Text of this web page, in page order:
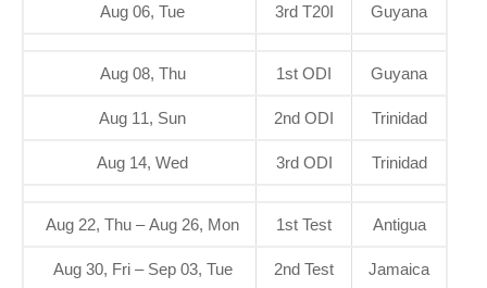
Aug 06, Tue 3rd T20I Guyana
Aug 08, Thu 1st ODI Guyana
Aug 11, Sun 2nd ODI Trinidad
Aug 14, Wed 3rd ODI Trinidad
Aug 22, Thu – Aug 26, Mon 1st Test Antigua
Aug 30, Fri – Sep 03, Tue 2nd Test Jamaica